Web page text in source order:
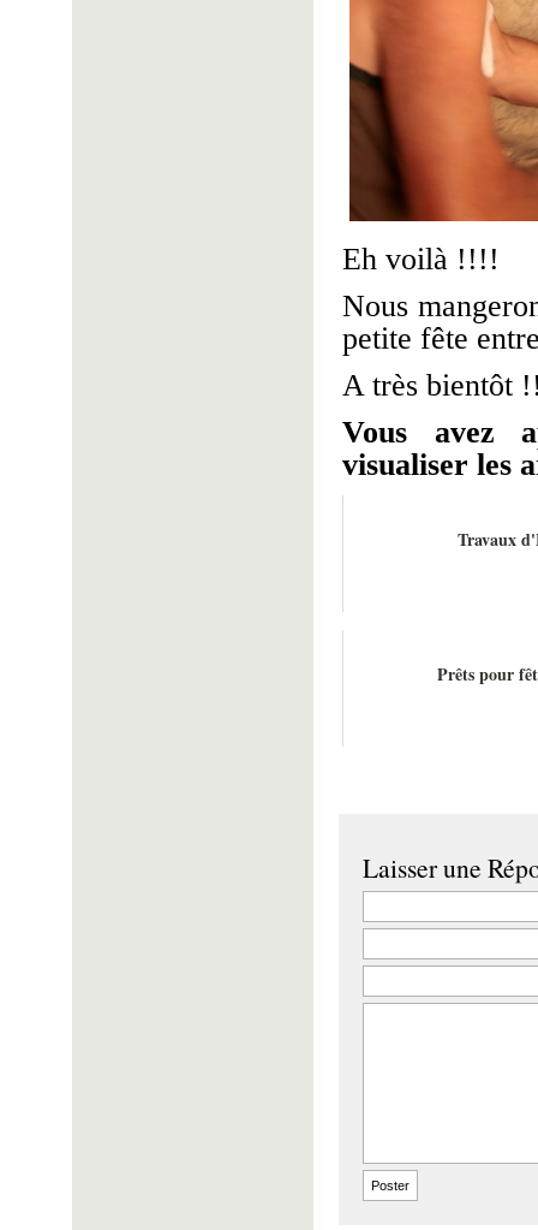
Eh voilà !!!!
Nous
petite fête
A très bientôt
Vous avez
visualiser les
Travaux
Prêts pour
Laisser une